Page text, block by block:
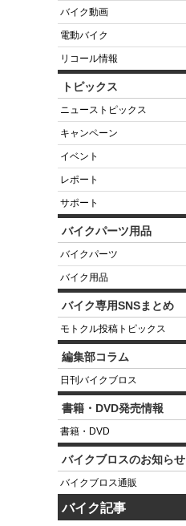
バイク動画
電動バイク
リコール情報
トピックス
ニューストピックス
キャンペーン
イベント
レポート
サポート
バイクパーツ用品
バイクパーツ
バイク用品
バイク専用SNSまとめ
モトクル投稿トピックス
編集部コラム
日刊バイクブロス
書籍・DVD発売情報
書籍・DVD
バイクブロスのお知らせ
バイクブロス通販
バイク記事